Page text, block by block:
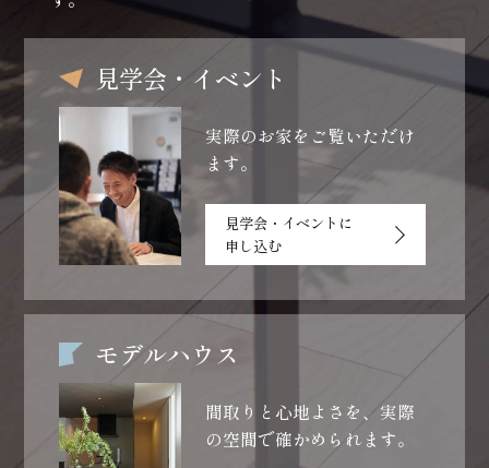
見学会・イベント
実際のお家をご覧いただけ
ます。
見学会・イベントに
申し込む
モデルハウス
間取りと心地よさを、 実際
の空間で確かめられます。